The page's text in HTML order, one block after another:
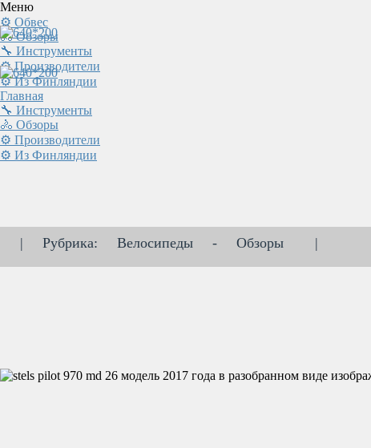
Меню
⚙ Обвес
🚴 Обзоры
🔧 Инструменты
⚙ Производители
⚙ Из Финляндии
Главная
🔧 Инструменты
🚴 Обзоры
⚙ Производители
⚙ Из Финляндии
| Рубрика: Велосипеды - Обзоры |